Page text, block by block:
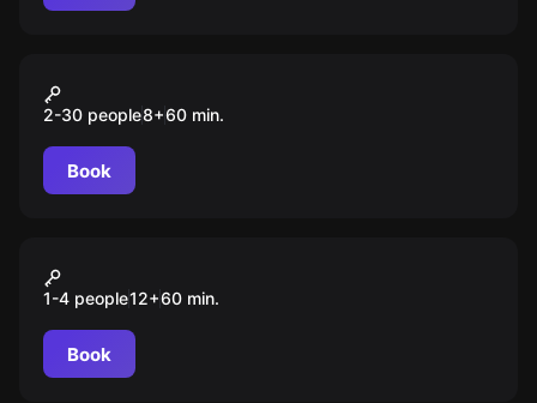
Прятки
2-30 people8+60 min.
Book
Pavlov
1-4 people12+60 min.
Book